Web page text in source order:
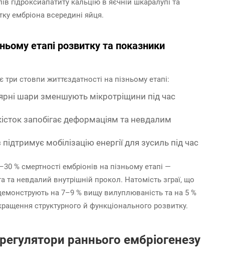
гідроксиапатиту кальцію в яєчній шкаралупі та
ембріона всередині яйця.
етапі розвитку та показники
стовпи життєздатності на пізньому етапі:
шари зменшують мікротріщини під час
запобігає деформаціям та невдалим
мобілізацію енергії для зусиль під час
% смертності ембріонів на пізньому етапі —
невдалий внутрішній прокол. Натомість зграї, що
на 7–9 % вищу вилуплюваність та на 5 %
структурного й функціонального розвитку.
раннього ембріогенезу